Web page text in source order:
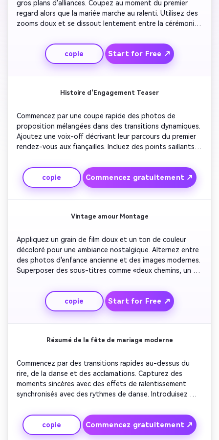
gros plans d'alliances. Coupez au moment du premier
regard alors que la mariée marche au ralenti. Utilisez des
zooms doux et se dissout lentement entre la cérémonie
rires et la première danse avec des filtres chaleureux.
Terminez avec des images aériennes du lieu et une
superposition de texte «Happily Ever After» brillante.
copie Start for Free ↗
Histoire d'Engagement Teaser
Commencez par une coupe rapide des photos de
proposition mélangées dans des transitions dynamiques.
Ajoutez une voix-off décrivant leur parcours du premier
rendez-vous aux fiançailles. Incluez des points saillants
musique romantique optimiste pour maintenir l'élan.
Conclure avec une transition étincelante et un slogan
invitant les téléspectateurs à la célébration du mariage à
venir.
copie Commencez gratuitement ↗
Vintage amour Montage
Appliquez un grain de film doux et un ton de couleur
décoloré pour une ambiance nostalgique. Alternez entre
des photos d'enfance ancienne et des images modernes.
Superposer des sous-titres comme «deux chemins, un
vinyle. Terminez avec le couple marchant main dans la
main en silhouette contre le coucher de soleil, créant une
ambiance intemporelle.
copie Start for Free ↗
Résumé de la fête de mariage moderne
Commencez par des transitions rapides au-dessus du
rire, de la danse et des acclamations. Capturez des
moments sincères avec des effets de ralentissement
synchronisés avec des rythmes de danse. Introduisez
cinématographique. Utilisez le classement des couleurs
pour le contraste et la clarté. Finissez avec la mariée et le
marié toasting les invités pour clôturer sur une note
copie Commencez gratuitement ↗